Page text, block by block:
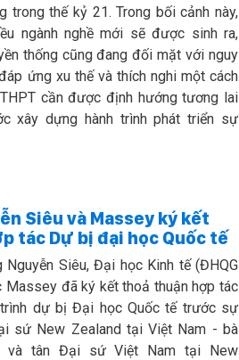
trong thế kỷ 21. Trong bối cảnh này,
ngành nghề mới sẽ được sinh ra,
thống cũng đang đối mặt với nguy
ứng xu thế và thích nghi một cách
cần được định hướng tương lai
xây dựng hành trình phát triển sự
Siêu và Massey ký kết
tác Dự bị đại học Quốc tế
Nguyễn Siêu, Đại học Kinh tế (ĐHQG
Massey đã ký kết thoả thuận hợp tác
dự bị Đại học Quốc tế trước sự
sứ New Zealand tại Việt Nam - bà
và tân Đại sứ Việt Nam tại New